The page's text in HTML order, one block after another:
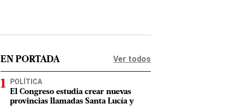
EN PORTADA Ver todos
POLÍTICA
El Congreso estudia crear nuevas
provincias llamadas Santa Lucía y